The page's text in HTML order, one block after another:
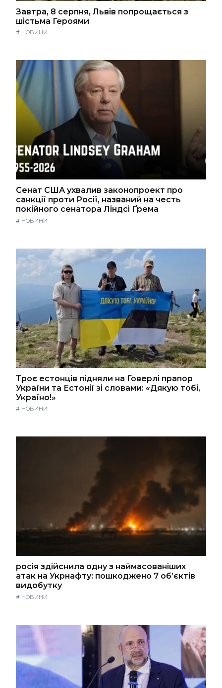
Завтра, 8 серпня, Львів попрощається з
шістьма Героями
# НОВИНИ
Сенат США ухвалив законопроект про
санкції проти Росії, названий на честь
покійного сенатора Ліндсі Ґрема
# НОВИНИ
Троє естонців підняли на Говерлі прапор
України та Естонії зі словами: «Дякую тобі,
Україно!»
# НОВИНИ
росія здійснила одну з наймасованіших
атак на Укрнафту: пошкоджено 7 об’єктів
видобутку
# НОВИНИ